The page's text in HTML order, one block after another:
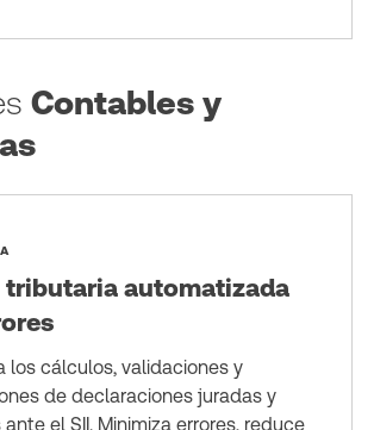
Contables y
tributaria automatizada
los cálculos, validaciones y
de declaraciones juradas y
el SII. Minimiza errores, reduce